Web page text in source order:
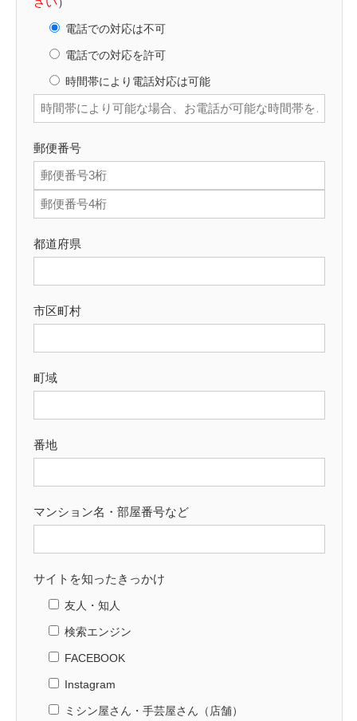
電話での対応は不可
電話での対応を許可
時間帯により電話対応は可能
郵便番号
都道府県
市区町村
町域
番地
マンション名・部屋番号など
サイトを知ったきっかけ
友人・知人
検索エンジン
FACEBOOK
Instagram
ミシン屋さん・手芸屋さん（店舗）